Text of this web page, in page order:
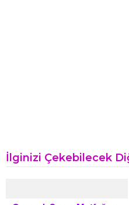
İlginizi Çekebilecek